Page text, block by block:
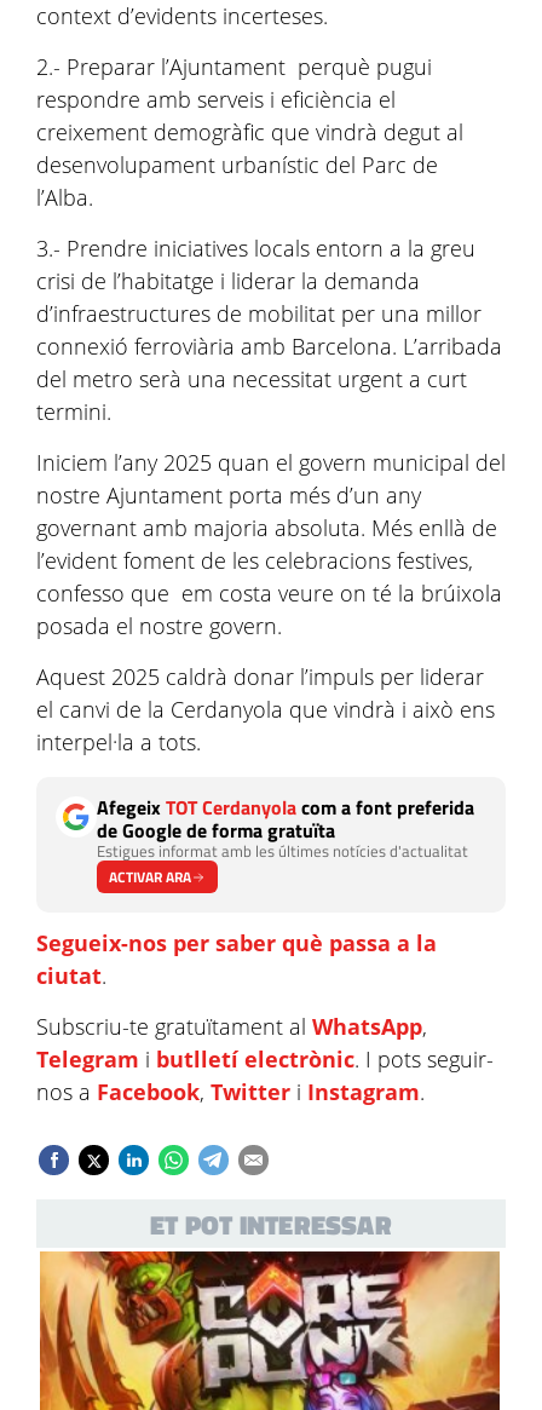
context d’evidents incerteses.
2.- Preparar l’Ajuntament perquè pugui
respondre amb serveis i eficiència el
creixement demogràfic que vindrà degut al
desenvolupament urbanístic del Parc de
l’Alba.
3.- Prendre iniciatives locals entorn a la greu
crisi de l’habitatge i liderar la demanda
d’infraestructures de mobilitat per una millor
connexió ferroviària amb Barcelona. L’arribada
del metro serà una necessitat urgent a curt
termini.
Iniciem l’any 2025 quan el govern municipal del
nostre Ajuntament porta més d’un any
governant amb majoria absoluta. Més enllà de
l’evident foment de les celebracions festives,
confesso que em costa veure on té la brúixola
posada el nostre govern.
Aquest 2025 caldrà donar l’impuls per liderar
el canvi de la Cerdanyola que vindrà i això ens
interpel·la a tots.
AfegeixTOT Cerdanyolacom a font preferida
de Google de forma gratuïta
Estigues informat amb les últimes notícies d'actualitat
ACTIVAR ARA
Segueix-nos per saber què passa a la
ciutat.
Subscriu-te gratuïtament al WhatsApp,
Telegram i butlletí electrònic. I pots seguir-
nos a Facebook, Twitter i Instagram.
ET POT INTERESSAR